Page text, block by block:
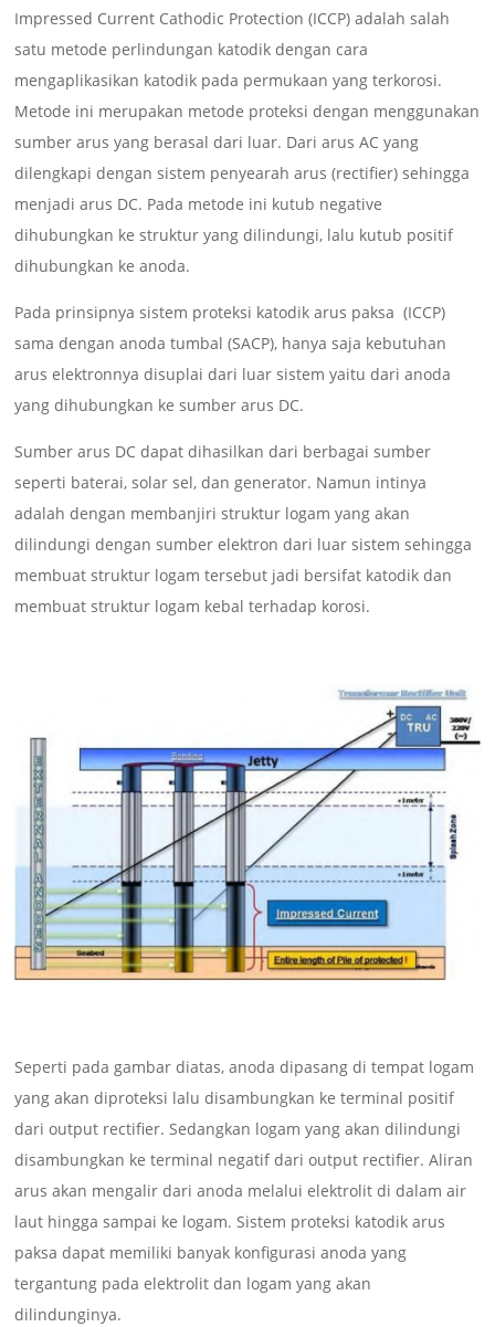
Impressed Current Cathodic Protection (ICCP) adalah salah
satu metode perlindungan katodik dengan cara
mengaplikasikan katodik pada permukaan yang terkorosi.
Metode ini merupakan metode proteksi dengan menggunakan
sumber arus yang berasal dari luar. Dari arus AC yang
dilengkapi dengan sistem penyearah arus (rectifier) sehingga
menjadi arus DC. Pada metode ini kutub negative
dihubungkan ke struktur yang dilindungi, lalu kutub positif
dihubungkan ke anoda.
Pada prinsipnya sistem proteksi katodik arus paksa (ICCP)
sama dengan anoda tumbal (SACP), hanya saja kebutuhan
arus elektronnya disuplai dari luar sistem yaitu dari anoda
yang dihubungkan ke sumber arus DC.
Sumber arus DC dapat dihasilkan dari berbagai sumber
seperti baterai, solar sel, dan generator. Namun intinya
adalah dengan membanjiri struktur logam yang akan
dilindungi dengan sumber elektron dari luar sistem sehingga
membuat struktur logam tersebut jadi bersifat katodik dan
membuat struktur logam kebal terhadap korosi.
Seperti pada gambar diatas, anoda dipasang di tempat logam
yang akan diproteksi lalu disambungkan ke terminal positif
dari output rectifier. Sedangkan logam yang akan dilindungi
disambungkan ke terminal negatif dari output rectifier. Aliran
arus akan mengalir dari anoda melalui elektrolit di dalam air
laut hingga sampai ke logam. Sistem proteksi katodik arus
paksa dapat memiliki banyak konfigurasi anoda yang
tergantung pada elektrolit dan logam yang akan
dilindunginya.